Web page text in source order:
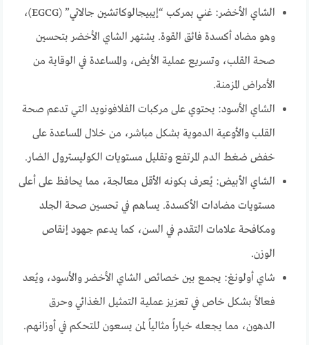
الشاي الأخضر: غني بمركب “إيبيجالوكاتشين جالاتي” (EGCG)،
وهو مضاد أكسدة فائق القوة. يشتهر الشاي الأخضر بتحسين
صحة القلب، وتسريع عملية الأيض، والمساعدة في الوقاية من
الأمراض المزمنة.
الشاي الأسود: يحتوي على مركبات الفلافونويد التي تدعم صحة
القلب والأوعية الدموية بشكل مباشر، من خلال المساعدة على
خفض ضغط الدم المرتفع وتقليل مستويات الكوليسترول الضار.
الشاي الأبيض: يُعرف بكونه الأقل معالجة، مما يحافظ على أعلى
مستويات مضادات الأكسدة. يساهم في تحسين صحة الجلد
ومكافحة علامات التقدم في السن، كما يدعم جهود إنقاص
الوزن.
شاي أولونغ: يجمع بين خصائص الشاي الأخضر والأسود، ويُعد
فعالاً بشكل خاص في تعزيز عملية التمثيل الغذائي وحرق
الدهون، مما يجعله خياراً مثالياً لمن يسعون للتحكم في أوزانهم.